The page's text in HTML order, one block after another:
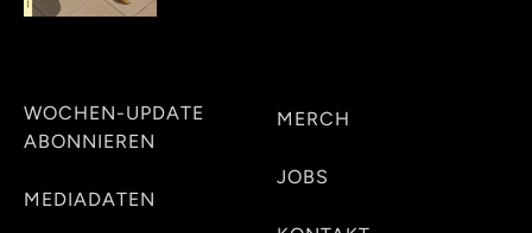
WOCHEN-UPDATE
ABONNIEREN
MEDIADATEN
MERCH
JOBS